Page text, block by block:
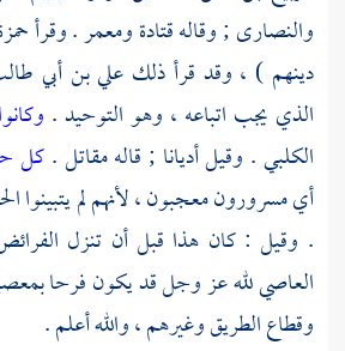
والنصارى; وقالهقتادةومعمر . وقرأ
دينهم ) ، وقد قرأ ذلك علي بن أبي
الذي يجب اتباعه ، وهو التوحيد .
الكلبي. وقيل أديانا ; قالهمقاتل .كل
أي مسرورون معجبون ، لأنهم لم يتبينوا
. وقيل : كان هذا قبل أن تنزل
العاصي لله عز وجل قد يكون فرحا
وقطاع الطريق وغيرهم ، والله أعلم .